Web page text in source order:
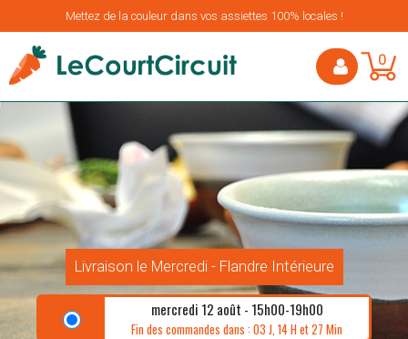
Mettez de la couleur dans vos assiettes 100% locales !
0
Livraison le Mercredi - Flandre Intérieure
mercredi 12 août - 15h00-19h00
Fin des commandes dans : 03 J, 14 H et 27 Min